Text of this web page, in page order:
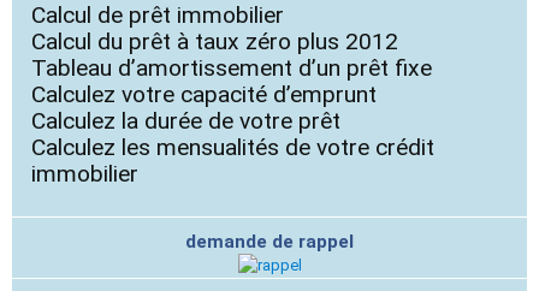
Calcul de prêt immobilier
Calcul du prêt à taux zéro plus 2012
Tableau d’amortissement d’un prêt fixe
Calculez votre capacité d’emprunt
Calculez la durée de votre prêt
Calculez les mensualités de votre crédit
immobilier
demande de rappel